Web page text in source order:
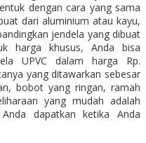
dengan cara yang sama
dari aluminium atau kayu,
jendela yang dibuat
harga khusus, Anda bisa
UPVC dalam harga Rp.
yang ditawarkan sebesar
bobot yang ringan, ramah
yang mudah adalah
dapatkan ketika Anda